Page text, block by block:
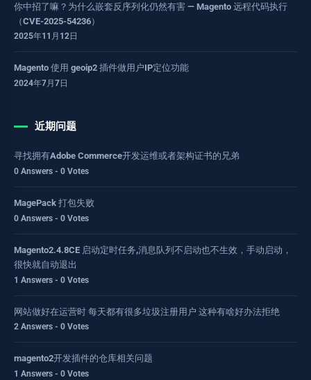
你中招了嘛？为什么嵌套反序列化仍然有害 — Magento 远程代码执行
（CVE-2025-54236）
2025年11月12日
Magento 使用 geoip2 插件做用户IP定位功能
2024年7月7日
近期问题
寻找拥有Adobe Commerce开发运维或者架构证书的兄弟
0 Answers - 0 Votes
MagePack 打包失败
0 Answers - 0 Votes
Magento2.4.8CE 启动定时任务,消息队列不启动也不生效，手动启动，
很快就自动退出
1 Answers - 0 Votes
网站做好在运营时 每天都有很多垃圾注册用户 这种有啥好办法拒绝
2 Answers - 0 Votes
magento2开发插件的仓库相关问题
1 Answers - 0 Votes